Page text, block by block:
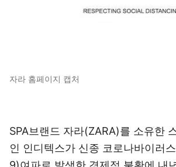
자라 홈페이지 캡처
SPA브랜드 자라(ZARA)를 소유한
인 인디텍스가 신종 코로나바이러